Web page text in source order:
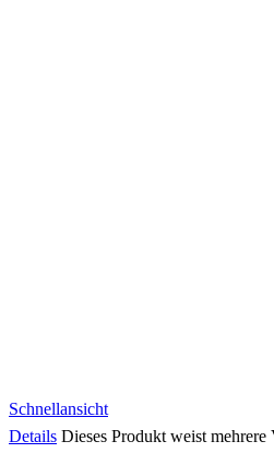
Schnellansicht
Details Dieses Produkt weist